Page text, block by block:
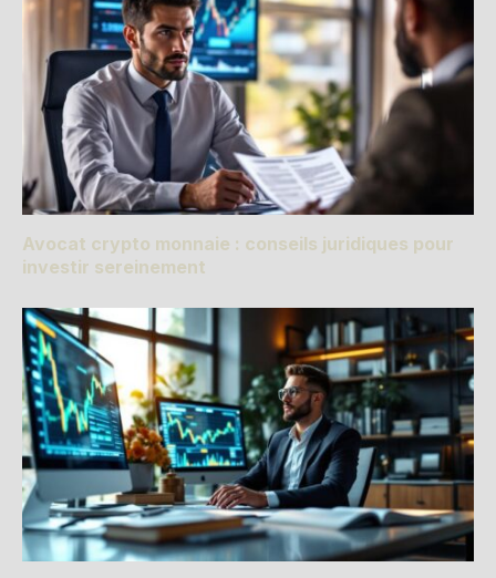
Avocat crypto monnaie : conseils juridiques pour
investir sereinement